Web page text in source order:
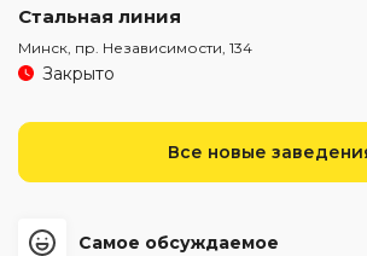
Стальная линия
Минск, пр. Независимости, 134
Закрыто
Все новые
Самое обсуждаемое